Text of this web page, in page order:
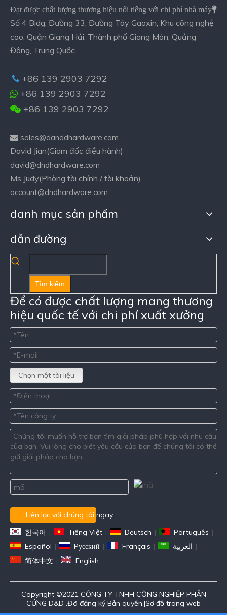
Đạt được chất lượng thương hiệu nổi tiếng với chi phí nhà máy
Số 4 Bidg, Đường 33, Đường Tây Gaoxin, Khu công nghệ
cao, Quận Giang Hải, Thành phố Giang Môn, Quảng
Đông, Trung Quốc
 +86 139 2903 7292
 +86 139 2903 7292
 +86 139 2903 7292
 sales@danddhardware.com
David Jian(Giám đốc điều hành)
david@dndhardware.com
Ms Judy(Phòng tài chính / tài khoản)
account@dndhardware.com
danh mục sản phẩm
dẫn đường
Tìm kiếm
Để có được chất lượng mang thương
hiệu quốc tế với chi phí xuất xưởng
Chọn một tài liệu
Liên lạc với chúng tôi ngay
한국어 | Tiếng Việt | Deutsch | Português |
Español | Pусский | Français | العربية |
简体中文 | English
Copyright ©2021 CÔNG TY TNHH CÔNG NGHIỆP PHẦN
CỨNG D&D .Đã đăng ký Bản quyền.|Sơ đồ trang web